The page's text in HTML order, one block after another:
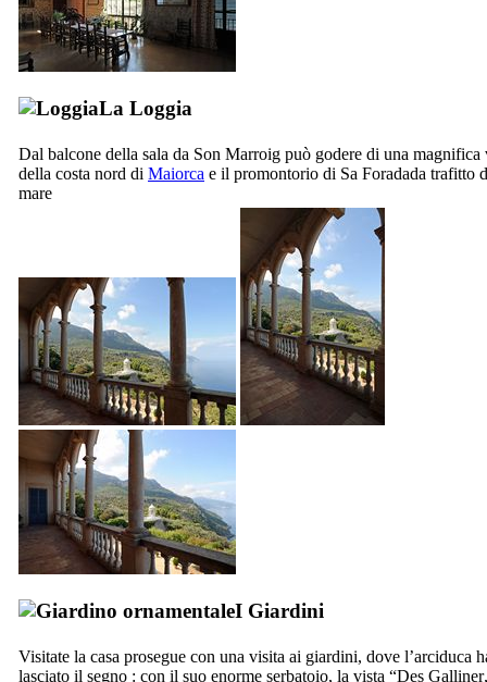
La Loggia
Dal balcone della sala da Son Marroig può godere di una magnifica
della costa nord di Maiorca e il promontorio di Sa Foradada trafitto
mare
I Giardini
Visitate la casa prosegue con una visita ai giardini, dove l’arciduca
lasciato il segno : con il suo enorme serbatoio, la vista “Des Galliner